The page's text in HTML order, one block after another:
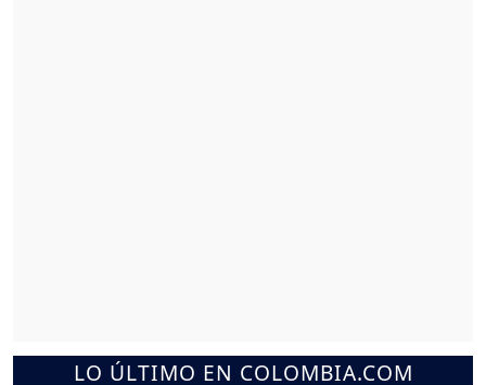
LO ÚLTIMO EN COLOMBIA.COM